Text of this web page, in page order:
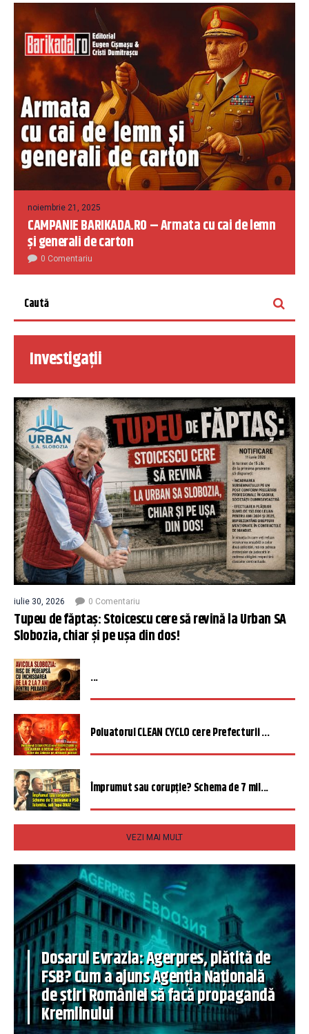
noiembrie 21, 2025
CAMPANIE BARIKADA.RO – Armata cu cai de lemn
și generali de carton
0 Comentariu
Investigații
iulie 30, 2026 0 Comentariu
Tupeu de făptaș: Stoicescu cere să revină la Urban SA
Slobozia, chiar și pe ușa din dos!
...
Poluatorul CLEAN CYCLO cere Prefecturii ...
Împrumut sau corupție? Schema de 7 mil...
VEZI MAI MULT
Dosarul Evrazia: Agerpres, plătită de
FSB? Cum a ajuns Agenția Națională
de știri României să facă propagandă
Kremlinului